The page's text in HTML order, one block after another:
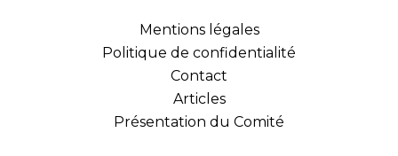
Mentions légales
Politique de confidentialité
Contact
Articles
Présentation du Comité